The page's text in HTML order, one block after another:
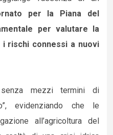
per la Piana del
per valutare la
rischi connessi a nuovi
mezzi termini di
evidenziando che le
all’agricoltura del